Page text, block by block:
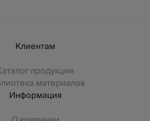
Клиентам
продукции
материалов
Информация